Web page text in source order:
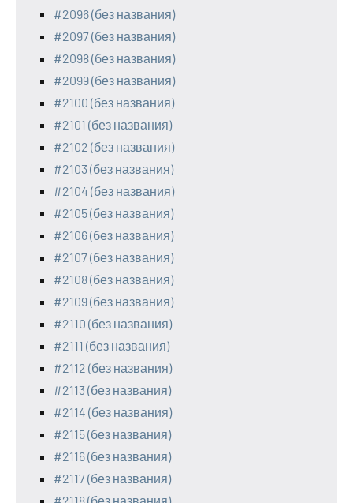
#2096 (без названия)
#2097 (без названия)
#2098 (без названия)
#2099 (без названия)
#2100 (без названия)
#2101 (без названия)
#2102 (без названия)
#2103 (без названия)
#2104 (без названия)
#2105 (без названия)
#2106 (без названия)
#2107 (без названия)
#2108 (без названия)
#2109 (без названия)
#2110 (без названия)
#2111 (без названия)
#2112 (без названия)
#2113 (без названия)
#2114 (без названия)
#2115 (без названия)
#2116 (без названия)
#2117 (без названия)